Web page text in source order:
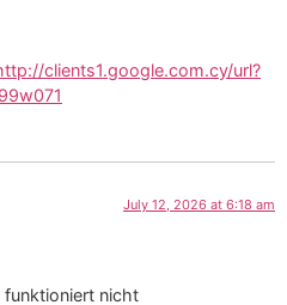
clients1.google.com.cy/url?
July 12, 2026 at 6:18 am
funktioniert nicht